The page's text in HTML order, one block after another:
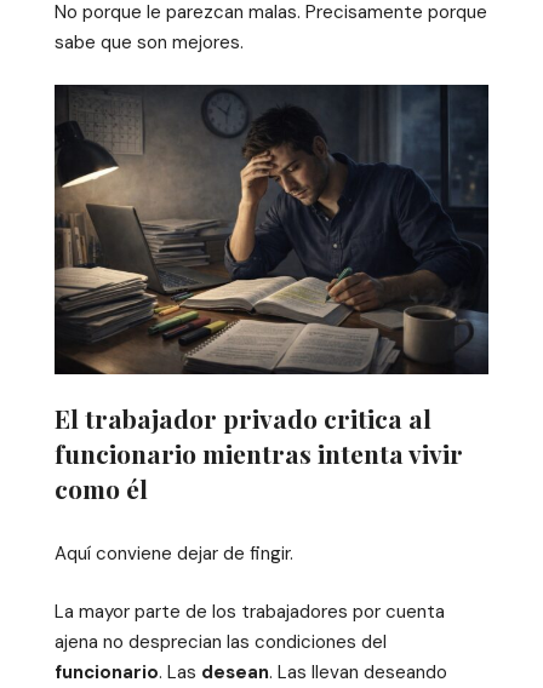
No porque le parezcan malas. Precisamente porque
sabe que son mejores.
El trabajador privado critica al
funcionario mientras intenta vivir
como él
Aquí conviene dejar de fingir.
La mayor parte de los trabajadores por cuenta
ajena no desprecian las condiciones del
funcionario. Las desean. Las llevan deseando